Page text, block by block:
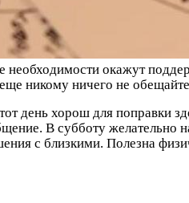
необходимости окажут
никому ничего не
день хорош для поправки
В субботу желательно
с близкими. Полезна